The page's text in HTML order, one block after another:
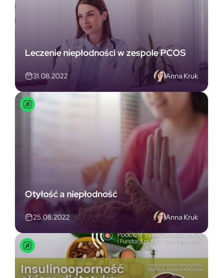
Leczenie niepłodności w zespole PCOS
31.08.2022 Anna Kruk
Otyłość a niepłodność
25.08.2022 Anna Kruk